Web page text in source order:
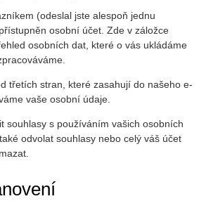
(odeslal jste alespoň jednu
osobní účet. Zde v záložce
osobních dat, které o vás ukládáme
třetích stran, které zasahují do našeho e-
vaše osobní údaje.
souhlasy s používáním vašich osobních
odvolat souhlasy nebo celý váš účet